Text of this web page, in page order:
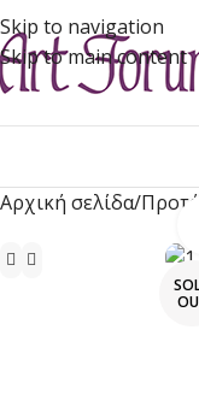
Skip to navigation
Skip to main content
Αρχική σελίδα